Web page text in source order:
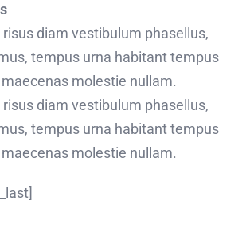
diam vestibulum phasellus,
tempus urna habitant tempus
molestie nullam.
diam vestibulum phasellus,
tempus urna habitant tempus
molestie nullam.